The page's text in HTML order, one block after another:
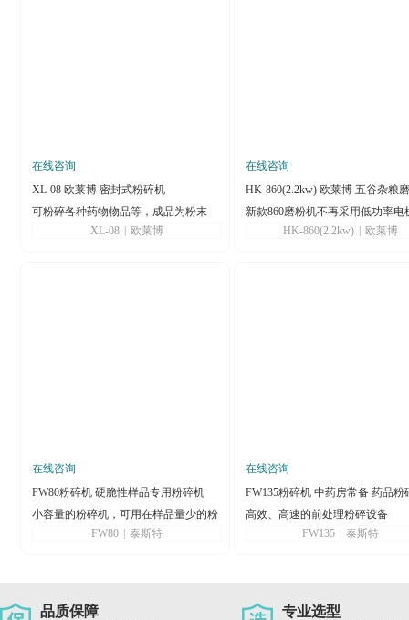
在线咨询
XL-08 欧莱博 密封式粉碎机
可粉碎各种药物物品等，成品为粉末
XL-08
欧莱博
在线咨询
HK-860(2.2kw) 欧莱博 五谷杂粮
新款860磨粉机不再采用低功率电
20V有2.2和3KW两个功率，380V
HK-860(2.2kw) 欧莱博
在线咨询
FW80粉碎机 硬脆性样品专用粉碎机
小容量的粉碎机，可用在样品量少的粉
碎过程，小巧耐用，经典可靠
FW80 泰斯特
在线咨询
FW135粉碎机 中药房常备 药品粉
高效、高速的前处理粉碎设备
FW135
泰斯特
品质保障
专业选型